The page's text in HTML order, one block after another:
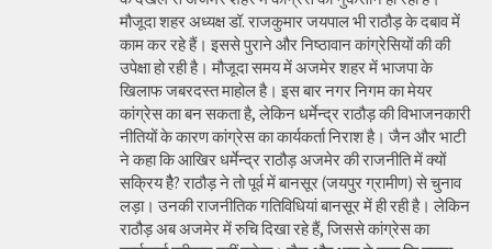
मौजूदा शहर अध्यक्ष डॉ. राजकुमार जयपाल भी राठौड़ के दबाव में
काम कर रहे हैं। इससे पुराने और निष्ठावान कांग्रेसियों की की
उपेक्षा हो रही है। मौजूदा समय में अजमेर शहर में भाजपा के
खिलाफ जबरदस्त माहोल है। इस बार नगर निगम का मेयर
कांग्रेस का बन सकता है, लेकिन धर्मेन्द्र राठौड़ की विभाजनकारी
नीतियों के कारण कांग्रेस का कार्यकर्ता निराश है। जैन और भाटी
ने कहा कि आखिर धर्मेन्द्र राठौड़ अजमेर की राजनीति में क्यों
सक्रिय हैै? राठौड़ ने तो पूर्व में बानसूर (जयपुर ग्रामीण) से चुनाव
लड़ा। उनकी राजनीतिक गतिविधियां बानसूर में ही रही है। लेकिन
राठौड़ अब अजमेर में रुचि दिखा रहे हैं, जिससे कांग्रेस का